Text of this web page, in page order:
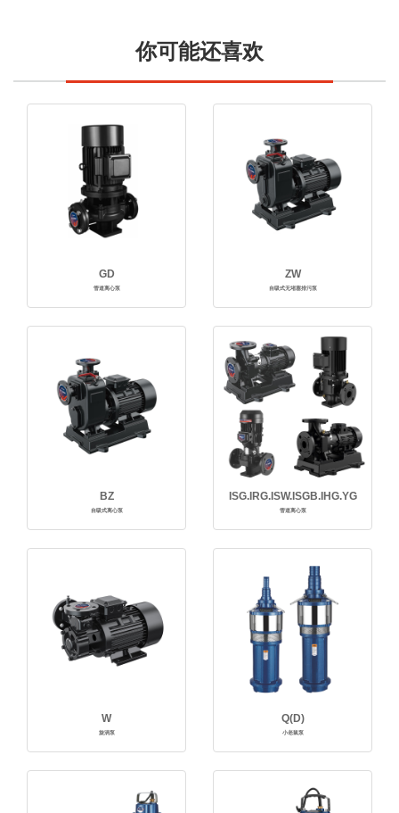
你可能还喜欢
GD
管道离心泵
ZW
自吸式无堵塞排污泵
BZ
自吸式离心泵
ISG.IRG.ISW.ISGB.IHG.YG
管道离心泵
W
旋涡泵
Q(D)
小老鼠泵